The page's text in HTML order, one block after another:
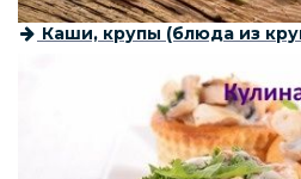
Каши, крупы (блюда из